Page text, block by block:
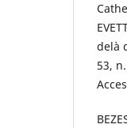
delà
53,